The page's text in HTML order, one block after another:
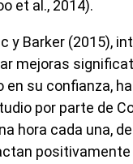
et al ., 2014).
y Barker (2015),
mejoras
en su confianza,
por parte de
hora cada una,